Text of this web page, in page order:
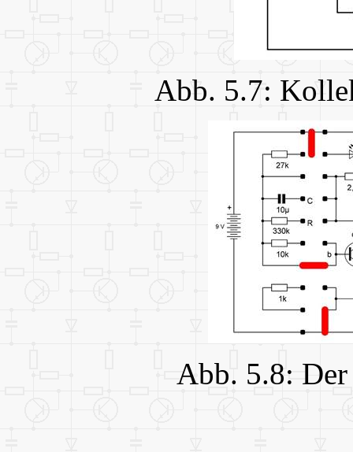
Abb. 5.7:
Abb. 5.8: